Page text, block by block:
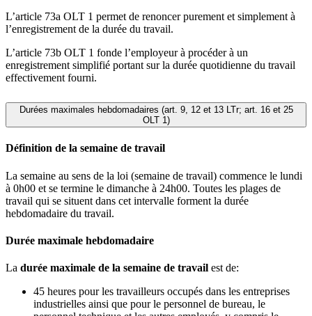
L’article 73a OLT 1 permet de renoncer purement et simplement à
l’enregistrement de la durée du travail.
L’article 73b OLT 1 fonde l’employeur à procéder à un
enregistrement simplifié portant sur la durée quotidienne du travail
effectivement fourni.
Durées maximales hebdomadaires (art. 9, 12 et 13 LTr; art. 16 et 25
OLT 1)
Définition de la semaine de travail
La semaine au sens de la loi (semaine de travail) commence le lundi
à 0h00 et se termine le dimanche à 24h00. Toutes les plages de
travail qui se situent dans cet intervalle forment la durée
hebdomadaire du travail.
Durée maximale hebdomadaire
La durée maximale de la semaine de travail est de:
45 heures pour les travailleurs occupés dans les entreprises
industrielles ainsi que pour le personnel de bureau, le